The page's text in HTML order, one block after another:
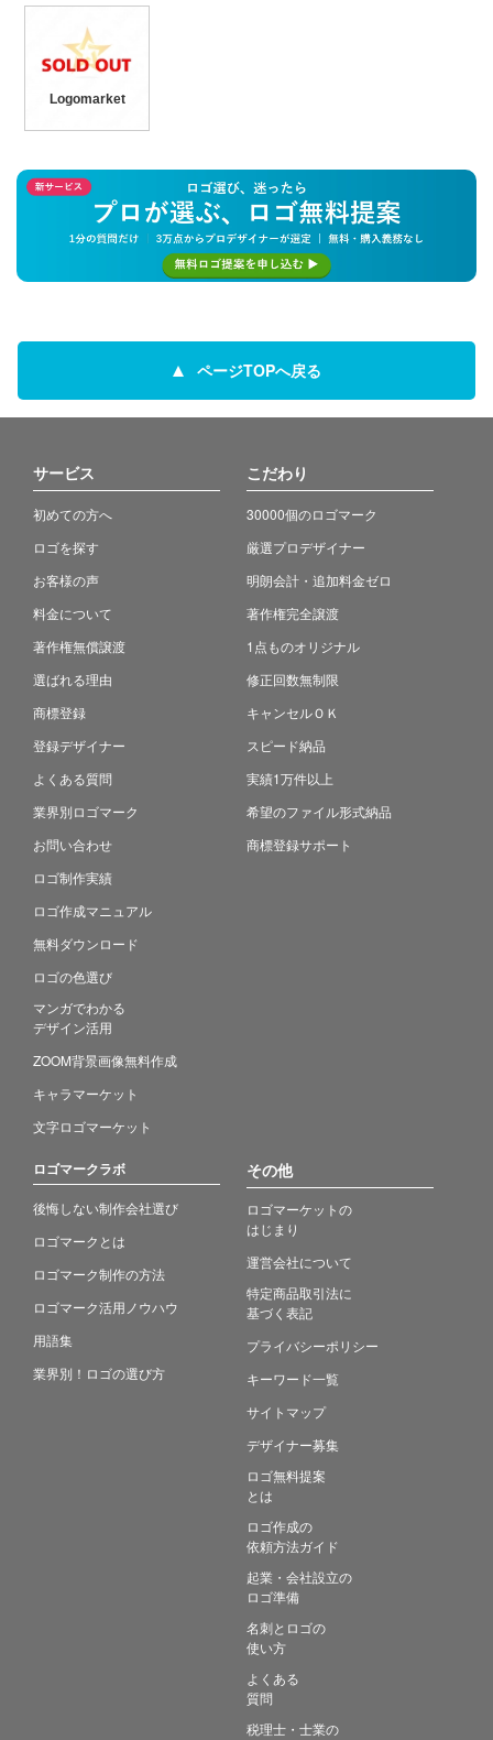
Logomarket
ページTOPへ戻る
サービス
初めての方へ
ロゴを探す
お客様の声
料金について
著作権無償譲渡
選ばれる理由
商標登録
登録デザイナー
よくある質問
業界別ロゴマーク
お問い合わせ
ロゴ制作実績
ロゴ作成マニュアル
無料ダウンロード
ロゴの色選び
マンガでわかる
デザイン活用
ZOOM背景画像無料作成
キャラマーケット
文字ロゴマーケット
こだわり
30000個のロゴマーク
厳選プロデザイナー
明朗会計・追加料金ゼロ
著作権完全譲渡
1点ものオリジナル
修正回数無制限
キャンセルＯＫ
スピード納品
実績1万件以上
希望のファイル形式納品
商標登録サポート
ロゴマークラボ
後悔しない制作会社選び
ロゴマークとは
ロゴマーク制作の方法
ロゴマーク活用ノウハウ
用語集
業界別！ロゴの選び方
その他
ロゴマーケットの
はじまり
運営会社について
特定商品取引法に
基づく表記
プライバシーポリシー
キーワード一覧
サイトマップ
デザイナー募集
ロゴ無料提案
とは
ロゴ作成の
依頼方法ガイド
起業・会社設立の
ロゴ準備
名刺とロゴの
使い方
よくある
質問
税理士・士業の